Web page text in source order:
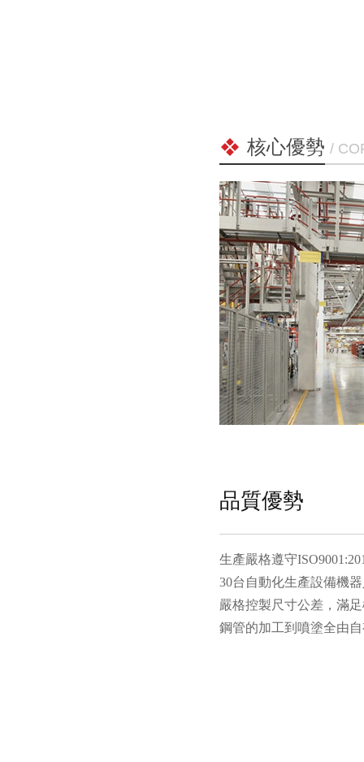
核心優勢 /
品質優勢
生產嚴格遵守
30台自動化生產設備機
嚴格控製尺寸公差，滿
鋼管的加工到噴塗全由